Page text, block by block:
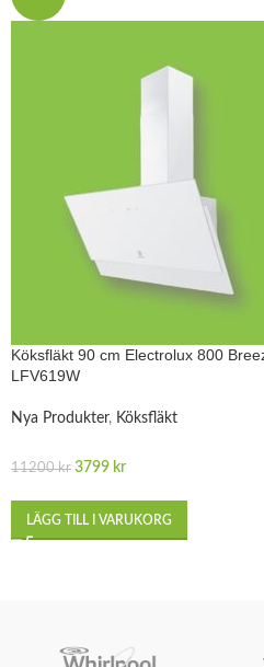
Köksfläkt 90 cm Electrolux 800
LFV619W
Nya Produkter, Köksfläkt
11200kr 3799 kr
LÄGG TILL I VARUKORG